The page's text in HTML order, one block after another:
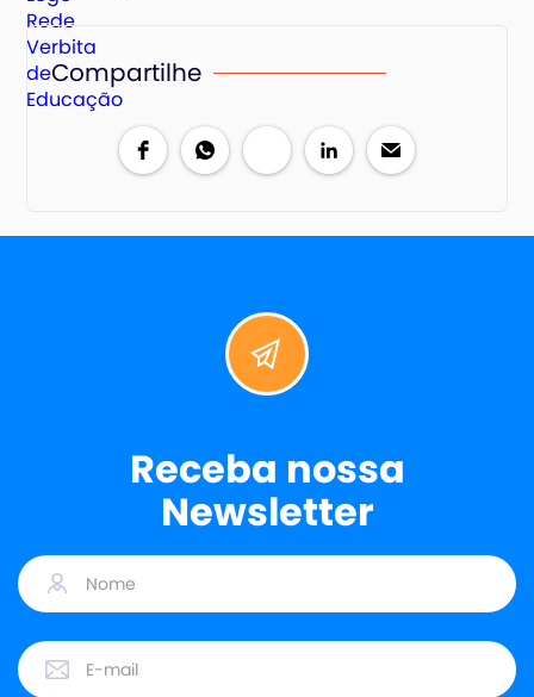
Compartilhe
Receba nossa
Newsletter